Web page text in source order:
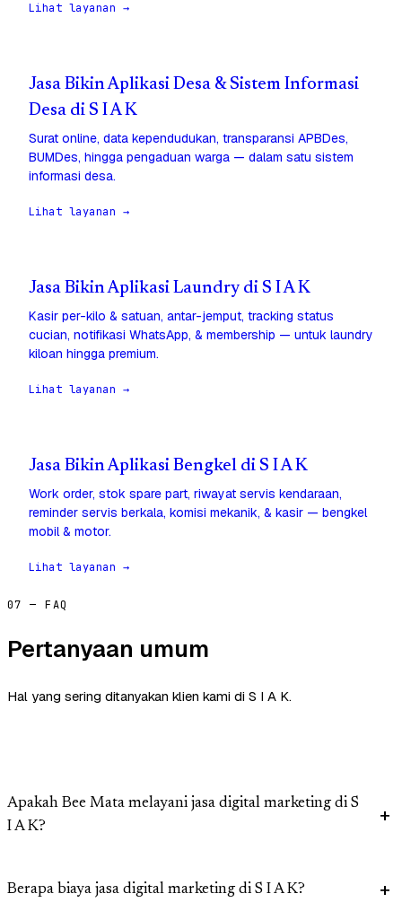
Lihat layanan →
Jasa Bikin Aplikasi Desa & Sistem Informasi
Desa di S I A K
Surat online, data kependudukan, transparansi APBDes,
BUMDes, hingga pengaduan warga — dalam satu sistem
informasi desa.
Lihat layanan →
Jasa Bikin Aplikasi Laundry di S I A K
Kasir per-kilo & satuan, antar-jemput, tracking status
cucian, notifikasi WhatsApp, & membership — untuk laundry
kiloan hingga premium.
Lihat layanan →
Jasa Bikin Aplikasi Bengkel di S I A K
Work order, stok spare part, riwayat servis kendaraan,
reminder servis berkala, komisi mekanik, & kasir — bengkel
mobil & motor.
Lihat layanan →
07 — FAQ
Pertanyaan umum
Hal yang sering ditanyakan klien kami di S I A K.
Apakah Bee Mata melayani jasa digital marketing di S
I A K?
Berapa biaya jasa digital marketing di S I A K?